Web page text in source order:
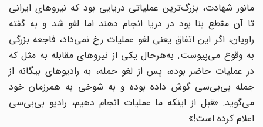
مانور شهادت، بزرگ‌ترین عملیاتی دریایی بود که نیروهای ایرانی
تا آن مقطع بنا بود در دریا انجام دهند اما لغو شد و به گفته
راویان، اگر این اتفاق یعنی لغو عملیات رخ نمی‌داد، فاجعه بزرگی
به وقوع می‌پیوست. به‌هرحال یکی از نیروهای مقابله به مثل که
در عملیات حاضر بوده، پس از لغو حمله، به رادیوهای بیگانه از
جمله بی‌بی‌سی گوش داده بوده و به شوخی به همرزمان خود
می‌گوید: «قبل از اینکه ما عملیات انجام دهیم، رادیو بی‌بی‌سی
اعلام کرده است!»